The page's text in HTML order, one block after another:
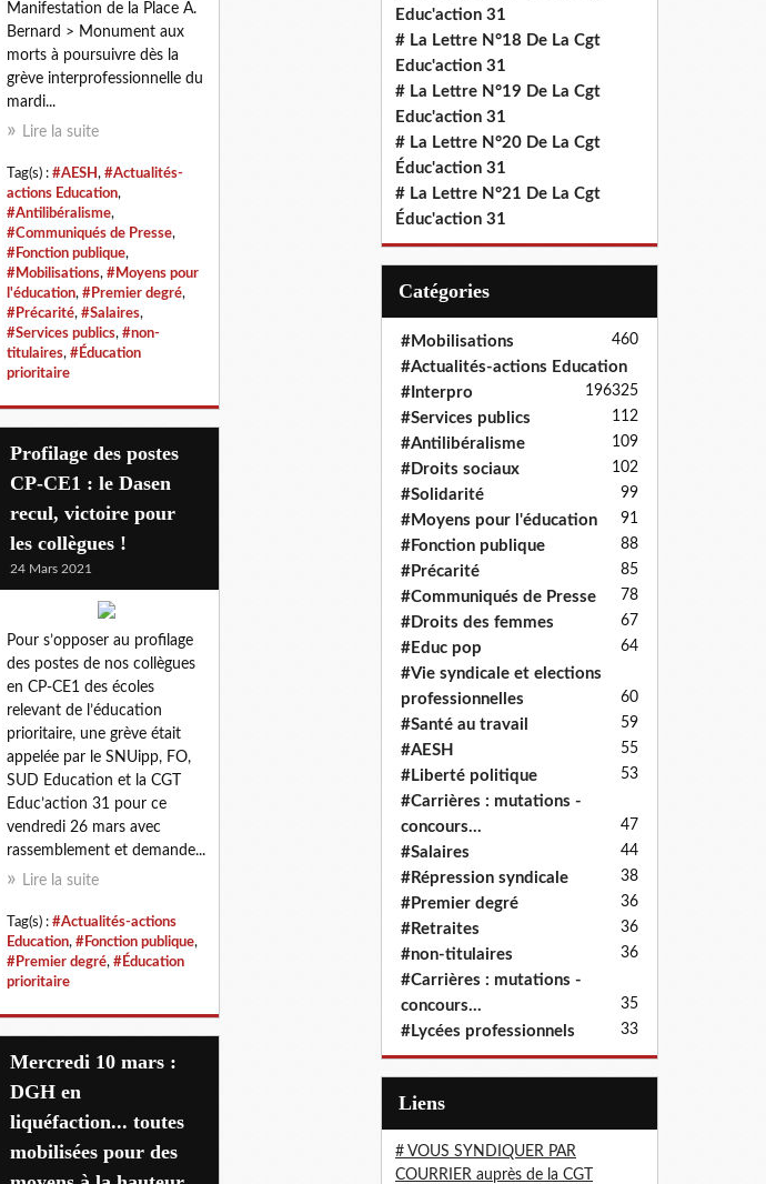
Manifestation de la Place A.
Bernard > Monument aux
morts à poursuivre dès la
grève interprofessionnelle du
mardi...
Lire la suite
Tag(s) : #AESH, #Actualités-
actions Education,
#Antilibéralisme,
#Communiqués de Presse,
#Fonction publique,
#Mobilisations, #Moyens pour
l'éducation, #Premier degré,
#Précarité, #Salaires,
#Services publics, #non-
titulaires, #Éducation
prioritaire
Profilage des postes
CP-CE1 : le Dasen
recul, victoire pour
les collègues !
24 Mars 2021
Pour s’opposer au profilage
des postes de nos collègues
en CP-CE1 des écoles
relevant de l’éducation
prioritaire, une grève était
appelée par le SNUipp, FO,
SUD Education et la CGT
Educ’action 31 pour ce
vendredi 26 mars avec
rassemblement et demande...
Lire la suite
Tag(s) : #Actualités-actions
Education, #Fonction publique,
#Premier degré, #Éducation
prioritaire
Mercredi 10 mars :
DGH en
liquéfaction... toutes
mobilisées pour des
Educ'action 31
# La Lettre N°18 De La Cgt
Educ'action 31
# La Lettre N°19 De La Cgt
Educ'action 31
# La Lettre N°20 De La Cgt
Éduc'action 31
# La Lettre N°21 De La Cgt
Éduc'action 31
Catégories
#Mobilisations 460
#Actualités-actions Education
325
#Interpro 196
#Services publics 112
#Antilibéralisme 109
#Droits sociaux 102
#Solidarité 99
#Moyens pour l'éducation 91
#Fonction publique 88
#Précarité 85
#Communiqués de Presse 78
#Droits des femmes 67
#Educ pop 64
#Vie syndicale et elections
professionnelles
60
#Santé au travail 59
#AESH 55
#Liberté politique 53
#Carrières : mutations -
concours...
47
#Salaires 44
#Répression syndicale 38
#Premier degré 36
#Retraites 36
#non-titulaires 36
#Carrières : mutations -
concours...
35
#Lycées professionnels 33
Liens
# VOUS SYNDIQUER PAR
COURRIER auprès de la CGT